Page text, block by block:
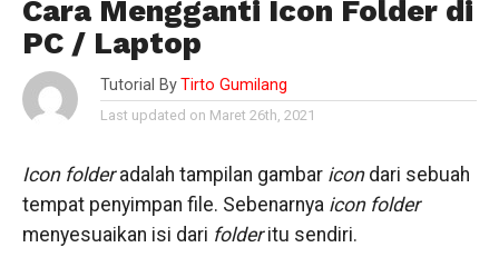
Cara Mengganti Icon Folder di
PC / Laptop
Tutorial By Tirto Gumilang
Last updated on Maret 26th, 2021
Icon folderadalah tampilan gambaricondari sebuah
tempat penyimpan file. Sebenarnyaicon folder
menyesuaikan isi dari folderitu sendiri.